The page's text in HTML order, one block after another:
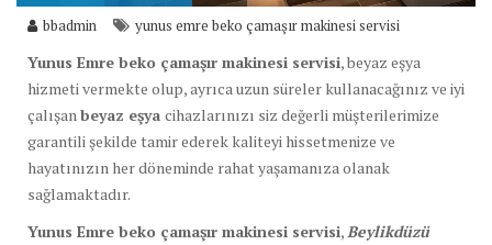
bbadmin yunus emre beko çamaşır makinesi servisi
Yunus Emre beko çamaşır makinesi servisi, beyaz eşya
hizmeti vermekte olup, ayrıca uzun süreler kullanacağınız ve iyi
çalışan beyaz eşya cihazlarınızı siz değerli müşterilerimize
garantili şekilde tamir ederek kaliteyi hissetmenize ve
hayatınızın her döneminde rahat yaşamanıza olanak
sağlamaktadır.
Yunus Emre beko çamaşır makinesi servisi, Beylikdüzü